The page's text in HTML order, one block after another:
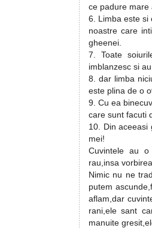
ce padure mare
6. Limba este si
noastre care
gheenei.
7. Toate
imblanzesc si
8. dar limba
este plina de o
9. Cu ea
care sunt facuti
10. Din aceeasi
mei!
Cuvintele au o
rau,insa
Nimic nu ne
putem
aflam,dar
rani,ele sant
manuite